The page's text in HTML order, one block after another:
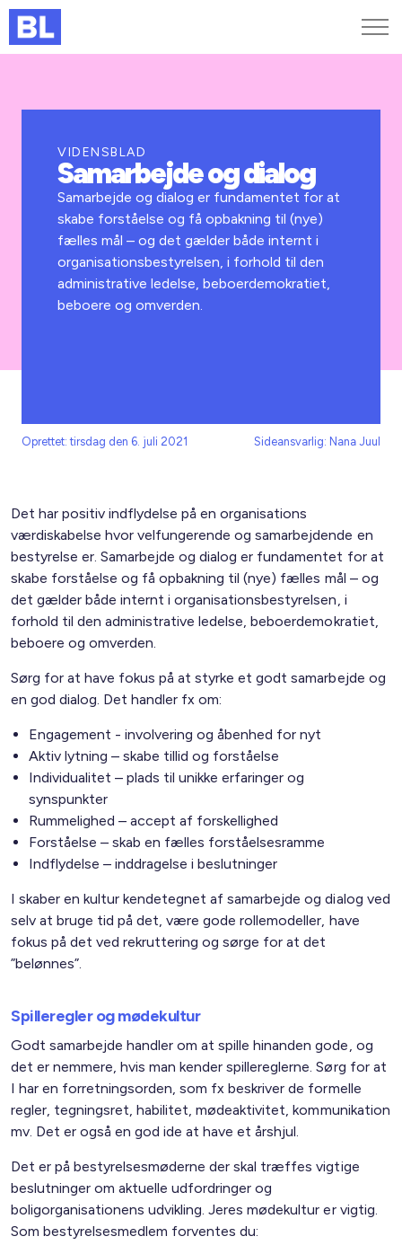
Kurser og arrangementer
Jobportalen
VIDENSBLAD
Samarbejde og dialog
Samarbejde og dialog er fundamentet for at
skabe forståelse og få opbakning til (nye)
fælles mål – og det gælder både internt i
organisationsbestyrelsen, i forhold til den
administrative ledelse, beboerdemokratiet,
beboere og omverden.
Oprettet: tirsdag den 6. juli 2021 Sideansvarlig: Nana Juul
Det har positiv indflydelse på en organisations
værdiskabelse hvor velfungerende og samarbejdende en
bestyrelse er. Samarbejde og dialog er fundamentet for at
skabe forståelse og få opbakning til (nye) fælles mål – og
det gælder både internt i organisationsbestyrelsen, i
forhold til den administrative ledelse, beboerdemokratiet,
beboere og omverden.
Sørg for at have fokus på at styrke et godt samarbejde og
en god dialog. Det handler fx om:
Engagement - involvering og åbenhed for nyt
Aktiv lytning – skabe tillid og forståelse
Individualitet – plads til unikke erfaringer og
synspunkter
Rummelighed – accept af forskellighed
Forståelse – skab en fælles forståelsesramme
Indflydelse – inddragelse i beslutninger
I skaber en kultur kendetegnet af samarbejde og dialog ved
selv at bruge tid på det, være gode rollemodeller, have
fokus på det ved rekruttering og sørge for at det
”belønnes”.
Spilleregler og mødekultur
Godt samarbejde handler om at spille hinanden gode, og
det er nemmere, hvis man kender spillereglerne. Sørg for at
I har en forretningsorden, som fx beskriver de formelle
regler, tegningsret, habilitet, mødeaktivitet, kommunikation
mv. Det er også en god ide at have et årshjul.
Det er på bestyrelsesmøderne der skal træffes vigtige
beslutninger om aktuelle udfordringer og
boligorganisationens udvikling. Jeres mødekultur er vigtig.
Som bestyrelsesmedlem forventes du: